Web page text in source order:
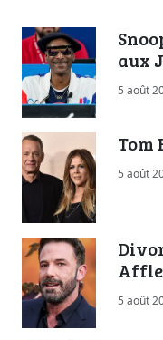
aux
5 août
Tom
5 août
5 août